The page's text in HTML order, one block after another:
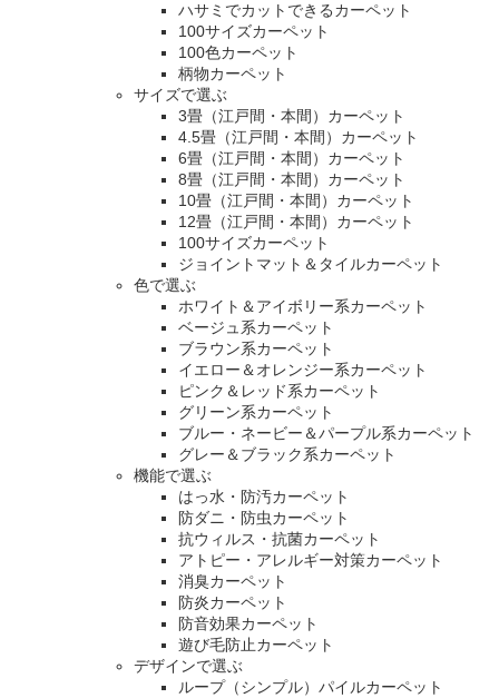
ハサミでカットできるカーペット
100サイズカーペット
100色カーペット
柄物カーペット
サイズで選ぶ
3畳（江戸間・本間）カーペット
4.5畳（江戸間・本間）カーペット
6畳（江戸間・本間）カーペット
8畳（江戸間・本間）カーペット
10畳（江戸間・本間）カーペット
12畳（江戸間・本間）カーペット
100サイズカーペット
ジョイントマット＆タイルカーペット
色で選ぶ
ホワイト＆アイボリー系カーペット
ベージュ系カーペット
ブラウン系カーペット
イエロー＆オレンジー系カーペット
ピンク＆レッド系カーペット
グリーン系カーペット
ブルー・ネービー＆パープル系カーペット
グレー＆ブラック系カーペット
機能で選ぶ
はっ水・防汚カーペット
防ダニ・防虫カーペット
抗ウィルス・抗菌カーペット
アトピー・アレルギー対策カーペット
消臭カーペット
防炎カーペット
防音効果カーペット
遊び毛防止カーペット
デザインで選ぶ
ループ（シンプル）パイルカーペット